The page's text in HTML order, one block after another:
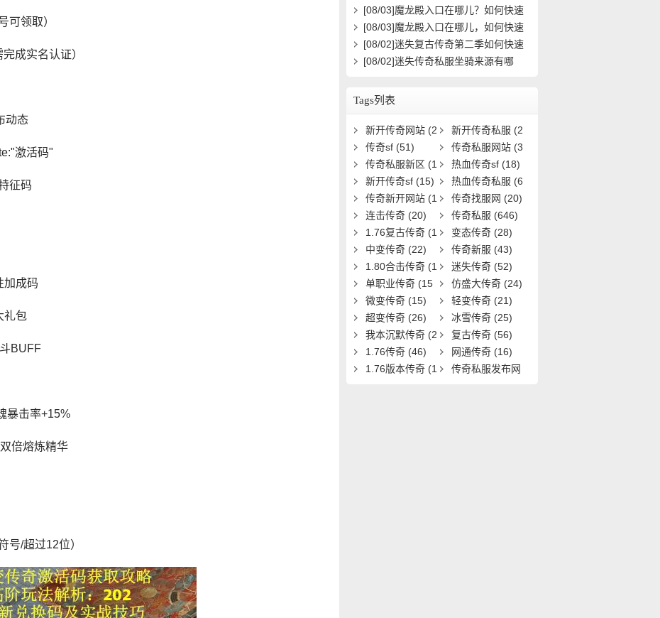
可领取）
成实名认证）
动态
激活码"
征码
加成码
礼包
BUFF
暴击率+15%
倍熔炼精华
号/超过12位）
取？在哪里能领取到？
[08/03]魔龙殿入口在哪儿？如何快速
到达并通关？
[08/03]魔龙殿入口在哪儿，如何快速
到达并通关？
[08/02]迷失复古传奇第二季如何快速
提升等级？
[08/02]迷失传奇私服坐骑来源有哪
Tags列表
新开传奇网站 (2
5)
新开传奇私服 (2
8)
传奇sf (51) 传奇私服网站 (3
3)
传奇私服新区 (1
9)
热血传奇sf (18)
新开传奇sf (15) 热血传奇私服 (6
1)
传奇新开网站 (1
5)
传奇找服网 (20)
连击传奇 (20) 传奇私服 (646)
1.76复古传奇 (1
9)
变态传奇 (28)
中变传奇 (22) 传奇新服 (43)
1.80合击传奇 (1
8)
迷失传奇 (52)
单职业传奇 (15
1)
仿盛大传奇 (24)
微变传奇 (15) 轻变传奇 (21)
超变传奇 (26) 冰雪传奇 (25)
我本沉默传奇 (2
0)
复古传奇 (56)
1.76传奇 (46) 网通传奇 (16)
1.76版本传奇 (1
传奇私服发布网